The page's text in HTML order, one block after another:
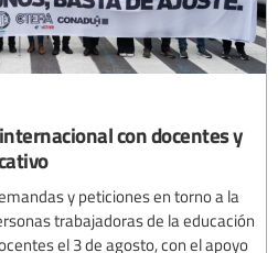
con docentes y
y peticiones en torno a la
trabajadoras de la educación
el 3 de agosto, con el apoyo